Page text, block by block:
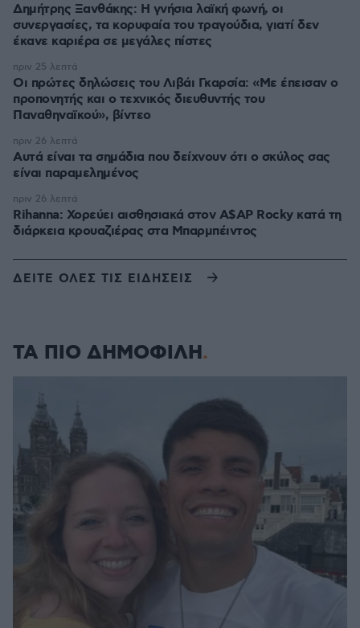
Δημήτρης Ξανθάκης: Η γνήσια λαϊκή φωνή, οι
συνεργασίες, τα κορυφαία του τραγούδια, γιατί δεν
έκανε καριέρα σε μεγάλες πίστες
Οι πρώτες δηλώσεις του Λιβάι Γκαρσία: «Με έπεισαν ο
προπονητής και ο τεχνικός διευθυντής του
Παναθηναϊκού», βίντεο
πριν 25 λεπτά
Αυτά είναι τα σημάδια που δείχνουν ότι ο σκύλος σας
είναι παραμελημένος
πριν 26 λεπτά
Rihanna: Χορεύει αισθησιακά στον A$AP Rocky κατά τη
διάρκεια κρουαζιέρας στα Μπαρμπέιντος
πριν 26 λεπτά
ΔΕΙΤΕ ΟΛΕΣ ΤΙΣ ΕΙΔΗΣΕΙΣ
ΤΑ ΠΙΟ ΔΗΜΟΦΙΛΗ